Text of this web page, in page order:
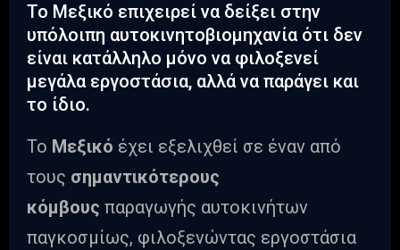
Το Μεξικό επιχειρεί να δείξει στην
υπόλοιπη αυτοκινητοβιομηχανία ότι δεν
είναι κατάλληλο μόνο να φιλοξενεί
μεγάλα εργοστάσια, αλλά να παράγει και
το ίδιο.
Το Μεξικό έχει εξελιχθεί σε έναν από
τους σημαντικότερους
κόμβους παραγωγής αυτοκινήτων
παγκοσμίως, φιλοξενώντας εργοστάσια